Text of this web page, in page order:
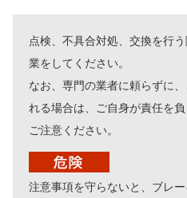
点検、不具合対処、交換を行
業をしてください。
なお、専門の業者に頼らずに
れる場合は、ご自身が責任を負
ご注意ください。
注意事項を守らないと、ブレ